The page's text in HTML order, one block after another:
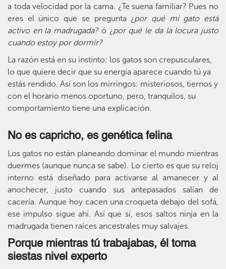
a toda velocidad por la cama. ¿Te suena familiar? Pues no
eres el único que se pregunta ¿por qué mi gato está
activo en la madrugada?ó ¿por qué le da la locura justo
cuando estoy por dormir?
La razón está en su instinto: los gatos son crepusculares,
lo que quiere decir que su energía aparece cuando tú ya
estás rendido. Así son los mirringos: misteriosos, tiernos y
con el horario menos oportuno, pero, tranquilos, su
comportamiento tiene una explicación.
No es capricho, es genética felina
Los gatos no están planeando dominar el mundo mientras
duermes (aunque nunca se sabe). Lo cierto es que su reloj
interno está diseñado para activarse al amanecer y al
anochecer, justo cuando sus antepasados salían de
cacería. Aunque hoy cacen una croqueta debajo del sofá,
ese impulso sigue ahí. Así que sí, esos saltos ninja en la
madrugada tienen raíces ancestrales muy salvajes.
Porque mientras tú trabajabas, él toma
siestas nivel experto